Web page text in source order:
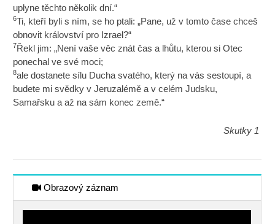
uplyne těchto několik dní.“
6Ti, kteří byli s ním, se ho ptali: „Pane, už v tomto čase chceš
obnovit království pro Izrael?“
7Řekl jim: „Není vaše věc znát čas a lhůtu, kterou si Otec
ponechal ve své moci;
8ale dostanete sílu Ducha svatého, který na vás sestoupí, a
budete mi svědky v Jeruzalémě a v celém Judsku,
Samařsku a až na sám konec země.“
Skutky 1
Obrazový záznam